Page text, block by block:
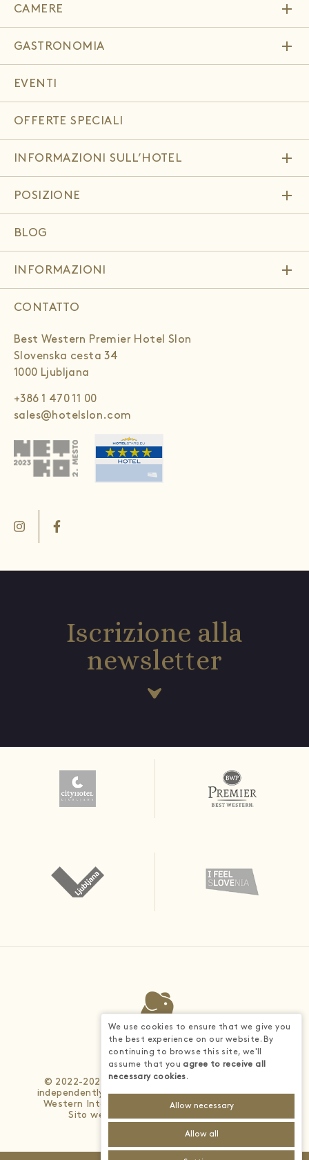
CAMERE add
GASTRONOMIA add
EVENTI
OFFERTE SPECIALI
INFORMAZIONI SULL’HOTEL add
POSIZIONE add
BLOG
INFORMAZIONI add
CONTATTO
Best Western Premier Hotel Slon
Slovenska cesta 34
1000 Ljubljana
+386 1 470 11 00
sales@hotelslon.com
Iscrizione alla
newsletter
© 2022-2026 - Each BWH® Hotels property is
independently owned and operated. © 2025 Best
Western International, Inc. All rights reserved.
Sito web sviluppato da
We use cookies to ensure that we give you
the best experience on our website. By
continuing to browse this site, we'll
assume that you agree to receive all
necessary cookies.
Allow necessary
Allow all